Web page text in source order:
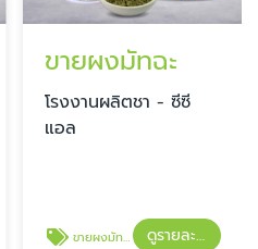
ขายผงมัทฉะ
โรงงานผลิตชา - ซีซี
แอล
ขายผงมัทฉะ ดูรายละเอียด